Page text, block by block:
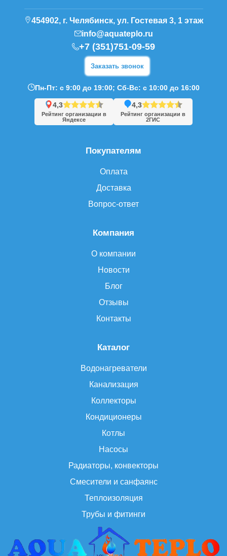
Каталог
Водонагреватели
Канализация
Коллекторы
Кондиционеры
Котлы
Насосы
Радиаторы, конвекторы
Смесители и санфаянс
Теплоизоляция
Трубы и фитинги
Компания
О компании
Новости
Блог
Отзывы
Контакты
Покупателям
Оплата
Доставка
Вопрос-ответ
454902, г. Челябинск, ул. Гостевая 3, 1 этаж
info@aquateplo.ru
+7 (351)751-09-59
Заказать звонок
Пн-Пт: с 9:00 до 19:00; Сб-Вс: с 10:00 до 16:00
4,3
Рейтинг организации в
Яндексе
4,3
Рейтинг организации в
2ГИС